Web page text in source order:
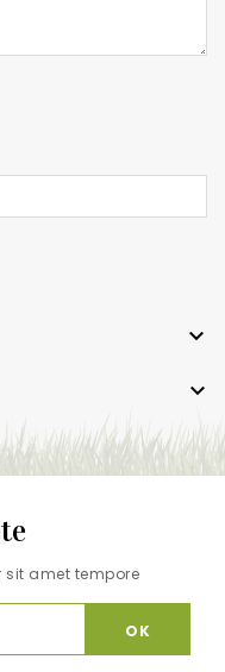


sit amet tempore